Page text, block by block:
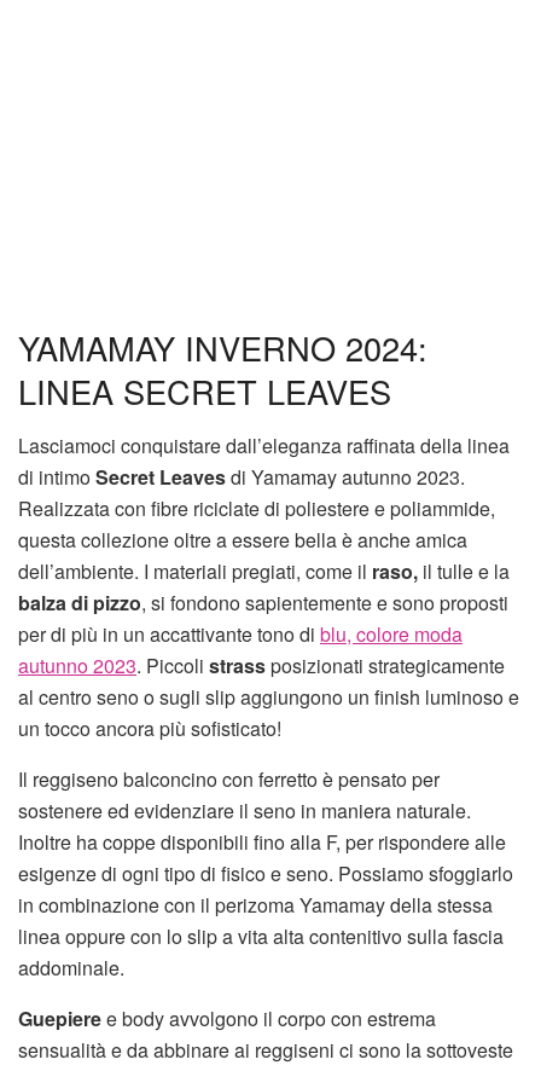
YAMAMAY INVERNO 2024:
LINEA SECRET LEAVES
Lasciamoci conquistare dall’eleganza raffinata della linea
di intimoSecret Leavesdi Yamamay autunno 2023.
Realizzata con fibre riciclate di poliestere e poliammide,
questa collezione oltre a essere bella è anche amica
dell’ambiente. I materiali pregiati, come il raso, il tulle e la
balza di pizzo, si fondono sapientemente e sono proposti
per di più in un accattivante tono di blu, colore moda
autunno 2023. Piccoli strassposizionati strategicamente
al centro seno o sugli slip aggiungono un finish luminoso e
un tocco ancora più sofisticato!
Il reggiseno balconcino con ferretto è pensato per
sostenere ed evidenziare il seno in maniera naturale.
Inoltre ha coppe disponibili fino alla F, per rispondere alle
esigenze di ogni tipo di fisico e seno. Possiamo sfoggiarlo
in combinazione con il perizoma Yamamay della stessa
linea oppure con lo slip a vita alta contenitivo sulla fascia
addominale.
Guepieree body avvolgono il corpo con estrema
sensualità e da abbinare ai reggiseni ci sono la sottoveste